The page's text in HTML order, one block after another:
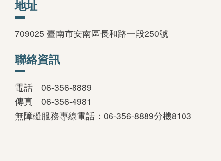
地址
709025 臺南市安南區長和路一段250號
聯絡資訊
電話：06-356-8889
傳真：06-356-4981
無障礙服務專線電話：06-356-8889分機8103